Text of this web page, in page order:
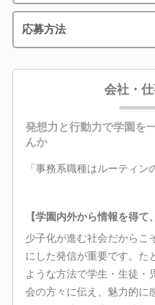
応募方法
会社・
発想力と行動力で学園を
んか
「事務系職種はルーティ
【学園内外から情報を得て
少子化が進む社会だからこ
にした発信が重要です。た
ような方法で学生・生徒・
会の方々に伝え、魅力的に